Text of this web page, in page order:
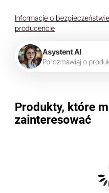
Informacje o
producencie
Asystent AI
Porozmawiaj o produ
Produkty, które
zainteresować